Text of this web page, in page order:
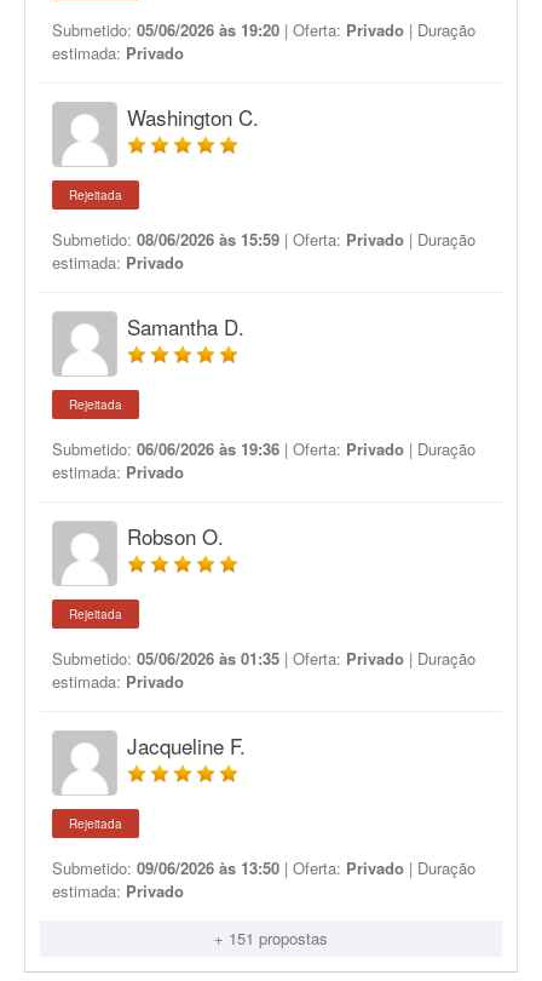
Submetido: 05/06/2026 às 19:20 | Oferta: Privado | Duração
estimada: Privado
Washington C.
Rejeitada
Submetido: 08/06/2026 às 15:59 | Oferta: Privado | Duração
estimada: Privado
Samantha D.
Rejeitada
Submetido: 06/06/2026 às 19:36 | Oferta: Privado | Duração
estimada: Privado
Robson O.
Rejeitada
Submetido: 05/06/2026 às 01:35 | Oferta: Privado | Duração
estimada: Privado
Jacqueline F.
Rejeitada
Submetido: 09/06/2026 às 13:50 | Oferta: Privado | Duração
estimada: Privado
+ 151 propostas